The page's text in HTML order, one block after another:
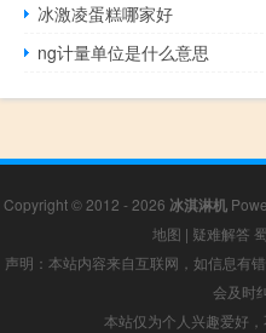
冰激凌蛋糕哪家好
ng计量单位是什么意思
Copyright © 2012 - 2026 冰淇淋机
地图 | 疑难解答
声明：本站内容来自互联网，如信息有
会及时
本站仅为个人兴趣爱好